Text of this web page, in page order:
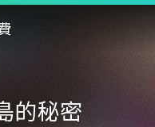
的秘密